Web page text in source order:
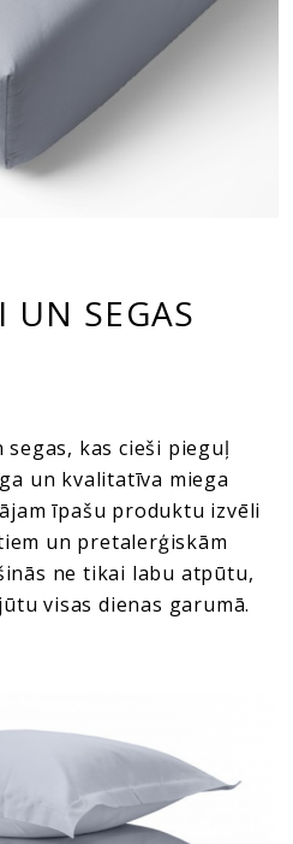
UN SEGAS
kas cieši pieguļ
un kvalitatīva miega
īpašu produktu izvēli
un pretalerģiskām
ne tikai labu atpūtu,
visas dienas garumā.